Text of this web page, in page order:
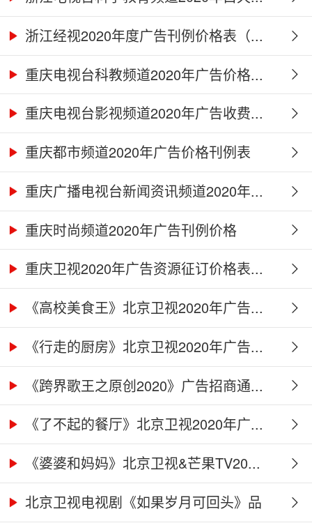
浙江经视2020年度广告刊例价格表（...
重庆电视台科教频道2020年广告价格...
重庆电视台影视频道2020年广告收费...
重庆都市频道2020年广告价格刊例表
重庆广播电视台新闻资讯频道2020年...
重庆时尚频道2020年广告刊例价格
重庆卫视2020年广告资源征订价格表...
《高校美食王》北京卫视2020年广告...
《行走的厨房》北京卫视2020年广告...
《跨界歌王之原创2020》广告招商通...
《了不起的餐厅》北京卫视2020年广...
《婆婆和妈妈》北京卫视&芒果TV20...
北京卫视电视剧《如果岁月可回头》品